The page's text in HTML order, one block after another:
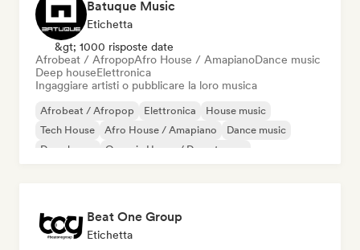
Batuque Music
Etichetta
&gt; 1000 risposte date
Afrobeat / AfropopAfro House / AmapianoDance music
Deep houseElettronica
Ingaggiare artisti o pubblicare la loro musica
Afrobeat / Afropop Elettronica
House music
Tech House
Afro House / Amapiano
Dance music
Deep house
Organic House / Downtempo
Beat One Group
Etichetta